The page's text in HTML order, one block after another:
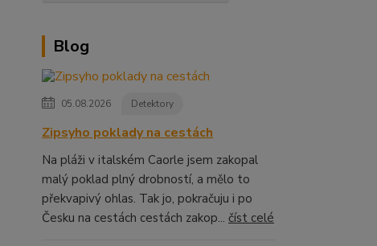
Blog
05.08.2026 Detektory
Zipsyho poklady na cestách
Na pláži v italském Caorle jsem zakopal
malý poklad plný drobností, a mělo to
překvapivý ohlas. Tak jo, pokračuju i po
Česku na cestách cestách zakop... číst celé